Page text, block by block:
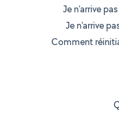
Je n'arrive
Je n'arrive
Comment